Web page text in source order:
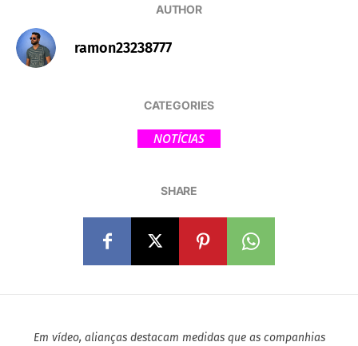
AUTHOR
ramon23238777
CATEGORIES
NOTÍCIAS
SHARE
Em vídeo, alianças destacam medidas que as companhias